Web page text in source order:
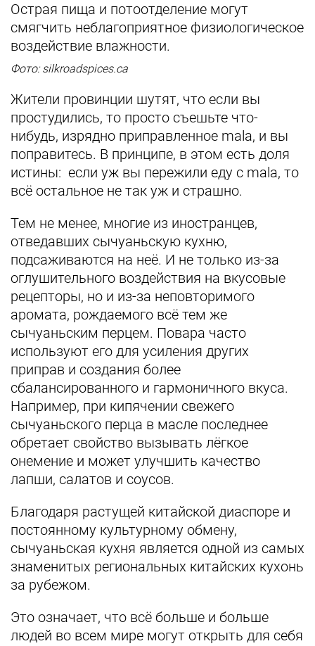
Острая пища и потоотделение могут
смягчить неблагоприятное физиологическое
воздействие влажности.
Фото: silkroadspices.ca
Жители провинции шутят, что если вы
простудились, то просто съешьте что-
нибудь, изрядно приправленное mala, и вы
поправитесь. В принципе, в этом есть доля
истины: если уж вы пережили еду с mala, то
всё остальное не так уж и страшно.
Тем не менее, многие из иностранцев,
отведавших сычуаньскую кухню,
подсаживаются на неё. И не только из-за
оглушительного воздействия на вкусовые
рецепторы, но и из-за неповторимого
аромата, рождаемого всё тем же
сычуаньским перцем. Повара часто
используют его для усиления других
приправ и создания более
сбалансированного и гармоничного вкуса.
Например, при кипячении свежего
сычуаньского перца в масле последнее
обретает свойство вызывать лёгкое
онемение и может улучшить качество
лапши, салатов и соусов.
Благодаря растущей китайской диаспоре и
постоянному культурному обмену,
сычуаньская кухня является одной из самых
знаменитых региональных китайских кухонь
за рубежом.
Это означает, что всё больше и больше
людей во всем мире могут открыть для себя